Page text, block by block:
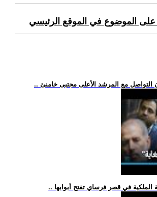
على الموضوع في الموقع الرئيسي
إن التواصل مع المرشد الأعلى مجتبى خامنئ
الملكية في قصر فرساي تفتح أبوابها